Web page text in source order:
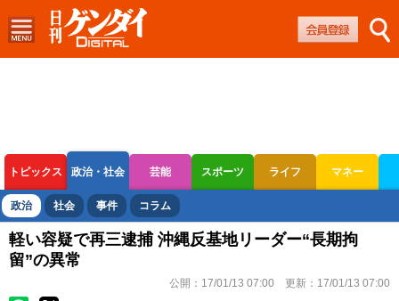
トピックス 政治・社会 芸能 スポーツ ライフ マネー
ボートレース 競輪 オートレース
政治 社会 事件 コラム
軽い容疑で再三逮捕 沖縄反基地リーダー“長期拘
留”の異常
公開： 17/01/13 07:00 更新： 17/01/13 07:00